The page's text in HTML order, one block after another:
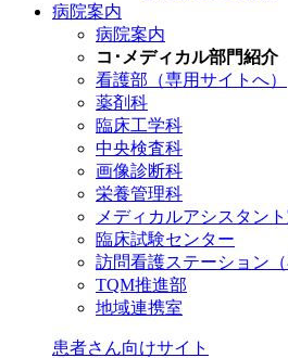
病院案内
病院案内
コ･メディカル部門紹介
看護部（専用サイトへ）
薬剤科
臨床工学科
中央検査科
画像診断科
栄養管理科
メディカルアシスタン
臨床試験センター
訪問看護ステーション（
TQM推進部
地域連携室
患者さん向けサイト